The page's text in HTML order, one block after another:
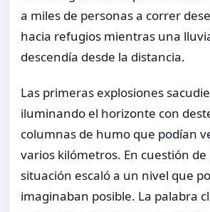
a miles de personas a correr
hacia refugios mientras una
descendía desde la distancia.
Las primeras explosiones
iluminando el horizonte con
columnas de humo que podían
varios kilómetros. En cuestión
situación escaló a un nivel que
imaginaban posible. La palabra